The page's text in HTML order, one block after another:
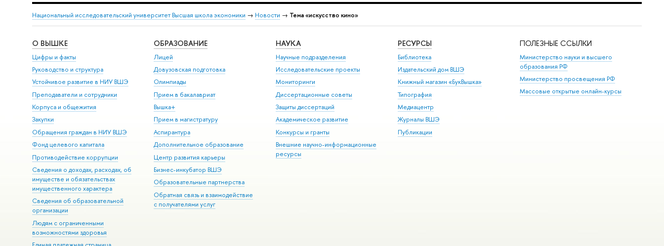
Национальный исследовательский университет Высшая школа экономики → Новости → Тема «искусство кино»
О ВЫШКЕ
Цифры и факты
Руководство и структура
Устойчивое развитие в НИУ ВШЭ
Преподаватели и сотрудники
Корпуса и общежития
Закупки
Обращения граждан в НИУ ВШЭ
Фонд целевого капитала
Противодействие коррупции
Сведения о доходах, расходах, об
имуществе и обязательствах
имущественного характера
Сведения об образовательной
организации
Людям с ограниченными
возможностями здоровья
ОБРАЗОВАНИЕ
Лицей
Довузовская подготовка
Олимпиады
Прием в бакалавриат
Вышка+
Прием в магистратуру
Аспирантура
Дополнительное образование
Центр развития карьеры
Бизнес-инкубатор ВШЭ
Образовательные партнерства
Обратная связь и взаимодействие
с получателями услуг
НАУКА
Научные подразделения
Исследовательские проекты
Мониторинги
Диссертационные советы
Защиты диссертаций
Академическое развитие
Конкурсы и гранты
Внешние научно-информационные
ресурсы
РЕСУРСЫ
Библиотека
Издательский дом ВШЭ
Книжный магазин «БукВышка»
Типография
Медиацентр
Журналы ВШЭ
Публикации
ПОЛЕЗНЫЕ ССЫЛКИ
Министерство науки и высшего
образования РФ
Министерство просвещения РФ
Массовые открытые онлайн-курсы